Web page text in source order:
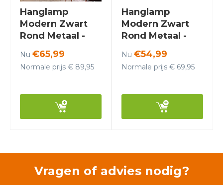
Hanglamp
Modern Zwart
Rond Metaal -
Nu €65,99
Normale prijs € 89,95
Hanglamp
Modern Zwart
Rond Metaal -
Nu €54,99
Normale prijs € 69,95
Vragen of advies nodig?